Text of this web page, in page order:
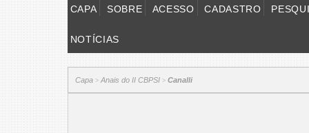
CAPA SOBRE ACESSO CADASTRO
NOTÍCIAS
Capa > Anais do II CBPSI > Canalli